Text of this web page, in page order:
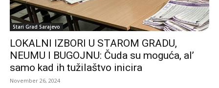
Stari Grad Sarajevo
LOKALNI IZBORI U STAROM GRADU,
NEUMU I BUGOJNU: Čuda su moguća, al’
samo kad ih tužilaštvo inicira
November 26, 2024